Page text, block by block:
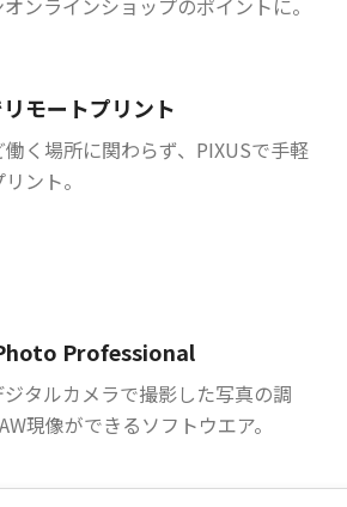
モートプリント
く場所に関わらず、PIXUSで手軽
ント。
Professional
タルカメラで撮影した写真の調
現像ができるソフトウエア。